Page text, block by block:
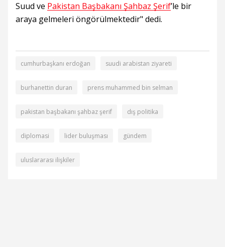
Suud ve Pakistan Başbakanı Şahbaz Şerif’le bir
araya gelmeleri öngörülmektedir" dedi.
cumhurbaşkanı erdoğan suudi arabistan ziyareti
burhanettin duran prens muhammed bin selman
pakistan başbakanı şahbaz şerif dış politika
diplomasi lider buluşması gündem
uluslararası ilişkiler